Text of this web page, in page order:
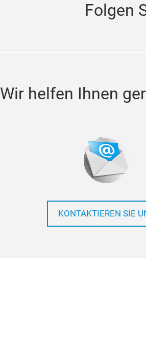
Folgen
Wir helfen Ihnen
KONTAKTIEREN SIE